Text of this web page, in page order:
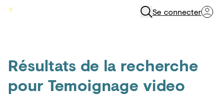
Se connecter
Résultats de la recherche
pourTemoignage video